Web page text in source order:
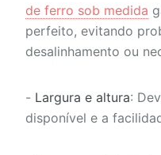
de ferro sob medida
perfeito, evitando
desalinhamento ou
- Largura e altura:
disponível e a